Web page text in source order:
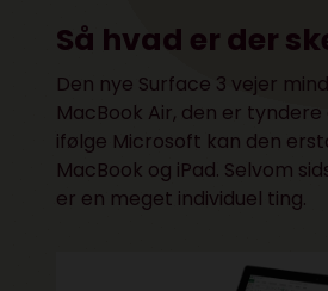
Så hvad er der
Den nye Surface 3 vejer
MacBook Air, den er tyndere
ifølge Microsoft kan den
MacBook og iPad. Selvom
er en meget individuel ting.